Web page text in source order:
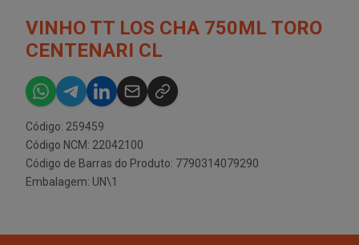
VINHO TT LOS CHA 750ML TORO
CENTENARI CL
Código: 259459
Código NCM: 22042100
Código de Barras do Produto: 7790314079290
Embalagem: UN\1